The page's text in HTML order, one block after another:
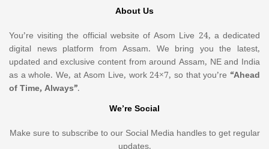
About Us
You’re visiting the official website of Asom Live 24, a dedicated
digital news platform from Assam. We bring you the latest,
updated and exclusive content from around Assam, NE and India
as a whole. We, at Asom Live, work 24×7, so that you’re “Ahead
of Time, Always”.
We’re Social
Make sure to subscribe to our Social Media handles to get regular
updates.